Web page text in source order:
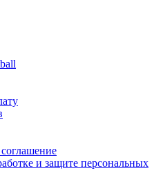
и защите персональных